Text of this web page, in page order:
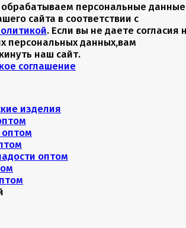
персональные данные
сайта в соответствии с
. Если вы не даете согласия
персональных данных,вам
наш сайт.
соглашение
изделия
оптом